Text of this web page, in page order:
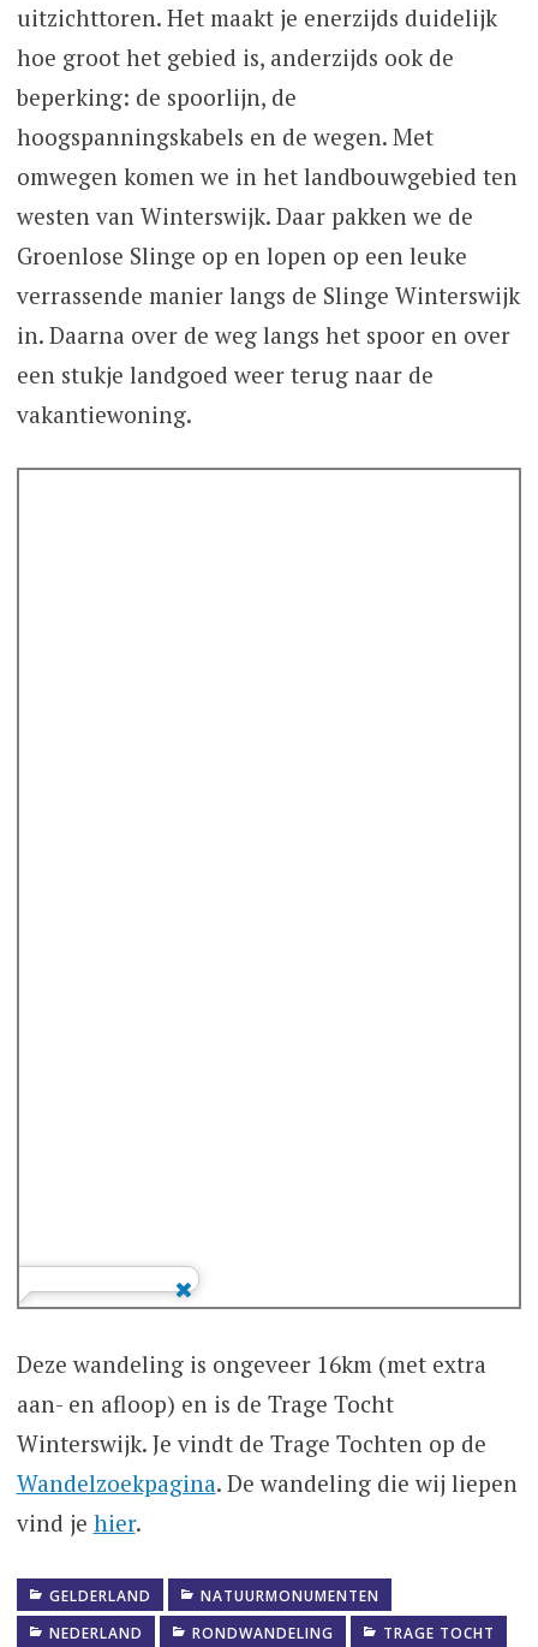
uitzichttoren. Het maakt je enerzijds duidelijk
hoe groot het gebied is, anderzijds ook de
beperking: de spoorlijn, de
hoogspanningskabels en de wegen. Met
omwegen komen we in het landbouwgebied ten
westen van Winterswijk. Daar pakken we de
Groenlose Slinge op en lopen op een leuke
verrassende manier langs de Slinge Winterswijk
in. Daarna over de weg langs het spoor en over
een stukje landgoed weer terug naar de
vakantiewoning.
Deze wandeling is ongeveer 16km (met extra
aan- en afloop) en is de Trage Tocht
Winterswijk. Je vindt de Trage Tochten op de
Wandelzoekpagina. De wandeling die wij liepen
vind je hier.
GELDERLAND
NATUURMONUMENTEN
NEDERLAND
RONDWANDELING TRAGE TOCHT